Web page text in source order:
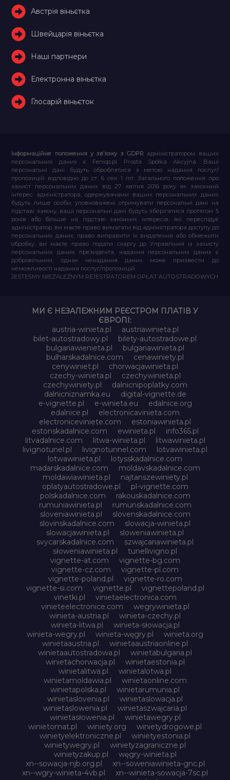
Австрія віньєтка
Швейцарія віньєтка
Наші партнери
Електронна віньєтка
Глосарій віньєток
Інформаційне положення у зв’язку з GDPR адміністратором ваших
персональних даних є Feniqs.pl Prosta Spółka Akcyjna. Ваші
персональні дані будуть оброблятися з метою надання послуг/
пропозицій відповідно до ст. 6 сек. 1 літ. Загального положення про
захист персональних даних від 27 квітня 2016 року як законний
інтерес адміністратора, одержувачами ваших персональних даних
будуть лише особи, уповноважені отримувати персональні дані на
підставі закону, ваші персональні дані будуть зберігатися протягом 5
років або більше на підставі законних інтересів, які переслідує
адміністратор, ви маєте право вимагати від адміністратора доступу до
персональних даних, право виправити їх видалення або обмежити
обробку, ви маєте право подати скаргу до Управління із захисту
персональних даних президента, надання персональних даних є
добровільним, однак ненадання даних може призвести до
неможливості надання послуг/пропозицій.
JESTEŚMY NIEZALEŻNYM REJESTRATOREM OPŁAT AUTOSTRADOWYCH
МИ Є НЕЗАЛЕЖНИМ РЕЄСТРОМ ПЛАТІВ У
ЄВРОПІ:
austria-winieta.pl
austriawinieta.pl
bilet-autostradowy.pl
bilety-autostradowe.pl
bulgariawienieta.pl
bulgariawinieta.pl
bulharskadalnice.com
cenawiniety.pl
cenywiniet.pl
chorwacjawinieta.pl
czechy-winieta.pl
czechywinieta.pl
czechywiniety.pl
dalnicnipoplatky.com
dalnicniznamka.eu
digital-vignette.de
e-vignette.pl
e-winieta.eu
edalnice.org
edalnice.pl
electronicavinieta.com
electroniceviniete.com
estoniawinieta.pl
estonskadalnice.com
ewinieta.pl
info365.pl
litvadalnice.com
litwa-winieta.pl
litwawinieta.pl
livignotunel.pl
livignotunnel.com
lotvawinieta.pl
lotwawinieta.pl
lotysskadalnice.com
madarskadalnice.com
moldavskadalnice.com
moldawiawinieta.pl
najtanszewiniety.pl
oplatyautostradowe.pl
pl-vignette.com
polskadalnice.com
rakouskadalnice.com
rumuniawinieta.pl
rumunskadalnice.com
sloveniawinieta.pl
slovenskadalnice.com
slovinskadalnice.com
slowacja-winieta.pl
slowacjawinieta.pl
sloweniawinieta.pl
svycarskadalnice.com
szwajcariawinieta.pl
słoweniawinieta.pl
tunellivigno.pl
vignette-at.com
vignette-bg.com
vignette-cz.com
vignette-pl.com
vignette-poland.pl
vignette-ro.com
vignette-si.com
vignette.pl
vignettepoland.pl
vinetki.pl
vinietaelectronica.com
vinieteelectronice.com
wegrywinieta.pl
winieta-austria.pl
winieta-czechy.pl
winieta-litwa.pl
winieta-słowacja.pl
winieta-wegry.pl
winieta-węgry.pl
winieta.org
winietaaustria.pl
winietaaustriaonline.pl
winietaautostradowa.pl
winietabulgaria.pl
winietachorwacja.pl
winietaestonia.pl
winietalitwa.pl
winietalotwa.pl
winietamoldawia.pl
winietaonline.com
winietapolska.pl
winietarumunia.pl
winietaslovenia.pl
winietaslowacja.pl
winietaslowenia.pl
winietaszwajcaria.pl
winietasłowenia.pl
winietawegry.pl
winietomat.pl
winiety.org
winietydrogowe.pl
winietyelektroniczne.pl
winietyestonia.pl
winietywegry.pl
winietyzagraniczne.pl
winietyzakup.pl
węgry-winieta.pl
xn--sowacja-njb.org.pl
xn--soweniawinieta-gnc.pl
xn--wgry-winieta-4vb.pl
xn--winieta-sowacja-7sc.pl